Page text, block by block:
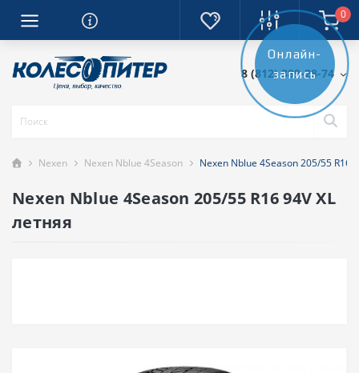
0
8 (812) 389-28-74
Nexen Nexen Nblue 4Season Nexen Nblue 4Season 205/55 R16
Nexen Nblue 4Season 205/55 R16 94V XL
летняя
Онлайн-
запись